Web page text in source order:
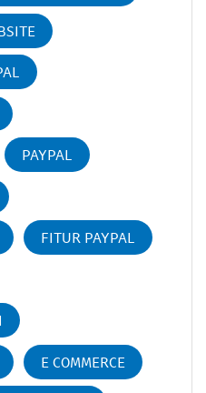
PAYPAL
FITUR PAYPAL
E COMMERCE